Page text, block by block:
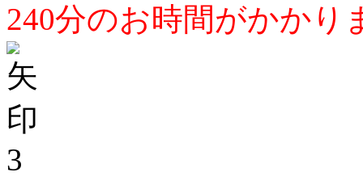
240分のお時間がかかり
3